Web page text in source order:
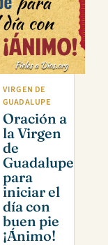
VIRGEN DE
GUADALUPE
Oración a
la Virgen
de
Guadalupe
para
iniciar el
día con
buen pie
¡Ánimo!